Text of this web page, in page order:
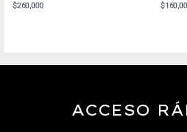
$260,000 $
ACCESO